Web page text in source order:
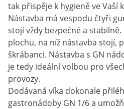
tak přispěje k hygieně ve Vaší
Nástavba má vespodu čtyři
stojí vždy bezpečně a
plochu, na níž nástavba stojí,
škrábanci. Nástavba s GN
je tedy ideální volbou pro
provozy.
Dodávaná víka dokonale
gastronádoby GN 1/6 a